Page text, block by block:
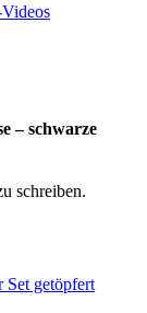
– schwarze
schreiben.